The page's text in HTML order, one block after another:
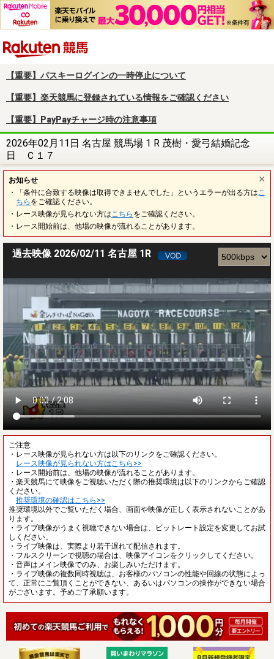
【重要】パスキーログインの一時停止について
【重要】楽天競馬に登録されている情報をご確認ください
【重要】PayPayチャージ時の注意事項
2026年02月11日 名古屋 競馬場 1 R 茂樹・愛弓結婚記念
日 Ｃ１７
お知らせ
・「条件に合致する映像は取得できませんでした」というエラーが出る方は こ
ちら をご確認ください。
・レース映像が見られない方は こちら をご確認ください。
・レース開始前は、他場の映像が流れることがあります。
過去映像 2026/02/11 名古屋 1R
ご注意
・レース映像が見られない方は以下のリンクをご確認ください。
レース映像が見られない方はこちら>>
・レース開始前は、他場の映像が流れることがあります。
・楽天競馬にて映像をご視聴いただく際の推奨環境は以下のリンクからご確認
ください。
推奨環境の確認はこちら>>
推奨環境以外でご覧いただく場合、画面や映像が正しく表示されないことがあ
ります。
・ライブ映像がうまく視聴できない場合は、ビットレート設定を変更してお試
しください。
・ライブ映像は、実際より若干遅れて配信されます。
・フルスクリーンで視聴の場合は、映像アイコンをクリックしてください。
・音声はメイン映像でのみ、お楽しみいただけます。
・ライブ映像の複数同時視聴は、お客様のパソコンの性能や回線の状態によっ
て、正常にご覧頂くことができない、あるいはパソコンの操作ができない場合
がございます。予めご了承願います。